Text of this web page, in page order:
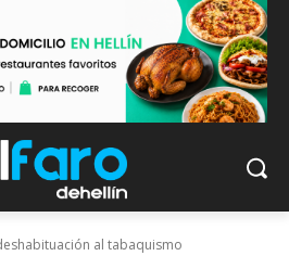
al tabaquismo